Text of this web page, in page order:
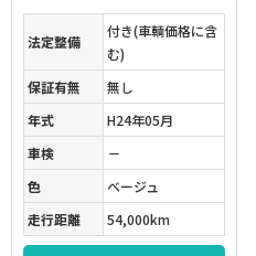
法定整備
付き(車輌価格に含
む)
保証有無
無し
年式
H24年05月
車検
－
色
ベージュ
走行距離
54,000km